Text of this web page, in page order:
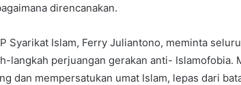
direncanakan.
Syarikat Islam, Ferry Juliantono, meminta
langkah perjuangan gerakan anti- Islamofobia.
dan mempersatukan umat Islam, lepas dari